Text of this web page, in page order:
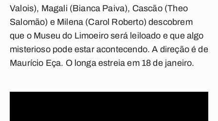
Valois), Magali (Bianca Paiva), Cascão (Theo
Salomão) e Milena (Carol Roberto) descobrem
que o Museu do Limoeiro será leiloado e que algo
misterioso pode estar acontecendo. A direção é de
Maurício Eça. O longa estreia em 18 de janeiro.